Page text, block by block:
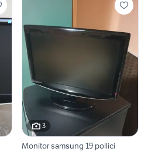
3
Monitor samsung 19 pollici